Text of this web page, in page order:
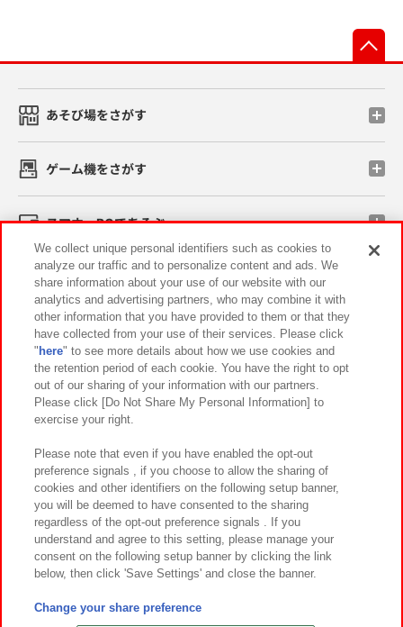
あそび場をさがす
ゲーム機をさがす
スマホ・PCであそぶ
イベント・キャンペーン
関連会社 サステナビリティ サイトポリシー
プライバシーポリシー ウェブアクセシビリティ方針と検証結果
お取引先さまとともに
カスタマーハラスメント対応方針 よくあるご質問・お問い合わせ
©Bandai Namco Amusement Inc.
©Bandai Namco Amusement Lab Inc.
We collect unique personal identifiers such as cookies to
analyze our traffic and to personalize content and ads. We
share information about your use of our website with our
analytics and advertising partners, who may combine it with
other information that you have provided to them or that they
have collected from your use of their services. Please click
" here" to see more details about how we use cookies and
the retention period of each cookie. You have the right to opt
out of our sharing of your information with our partners.
Please click [Do Not Share My Personal Information] to
exercise your right.
Please note that even if you have enabled the opt-out
preference signals , if you choose to allow the sharing of
cookies and other identifiers on the following setup banner,
you will be deemed to have consented to the sharing
regardless of the opt-out preference signals . If you
understand and agree to this setting, please manage your
consent on the following setup banner by clicking the link
below, then click 'Save Settings' and close the banner.
Change your share preference